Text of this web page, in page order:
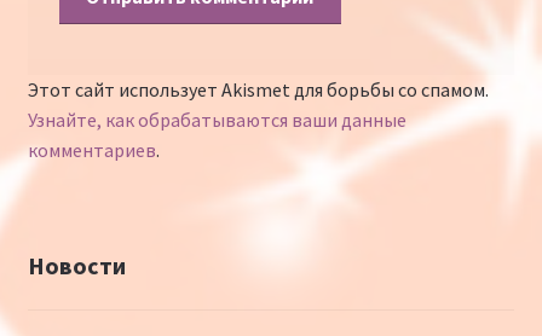
Этот сайт использует Akismet для борьбы со спамом.
Узнайте, как обрабатываются ваши данные
комментариев.
Новости